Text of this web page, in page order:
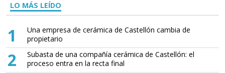
LO MÁS LEÍDO
1
Una empresa de cerámica de Castellón cambia de
propietario
2
Subasta de una compañía cerámica de Castellón: el
proceso entra en la recta final